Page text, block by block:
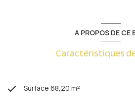
A PROPOS DE CE
Caractéristiques
Surface 68,20 m²